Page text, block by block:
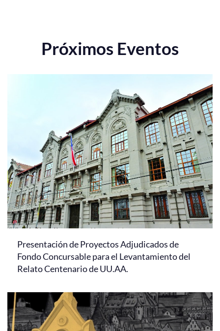
Próximos Eventos
Presentación de Proyectos Adjudicados de
Fondo Concursable para el Levantamiento del
Relato Centenario de UU.AA.